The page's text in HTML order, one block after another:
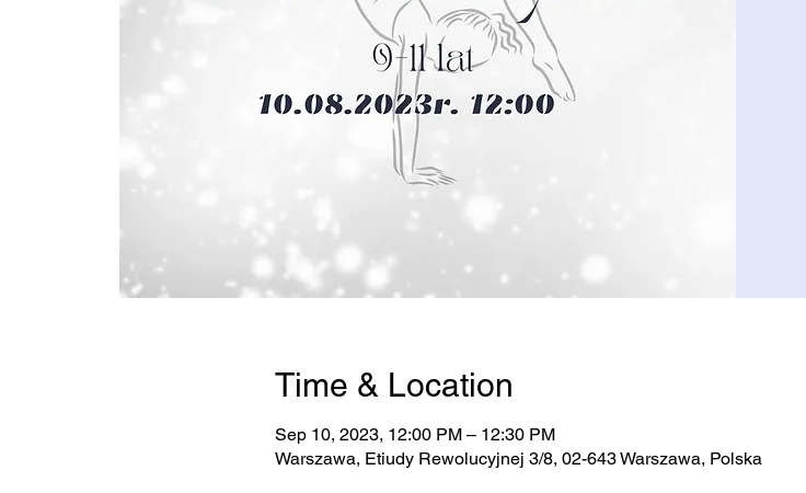
Time & Location
Sep 10, 2023, 12:00 PM – 12:30 PM
Warszawa, Etiudy Rewolucyjnej 3/8, 02-643 Warszawa, Polska